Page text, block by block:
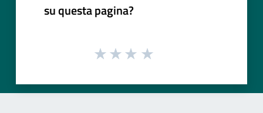
su questa pagina?